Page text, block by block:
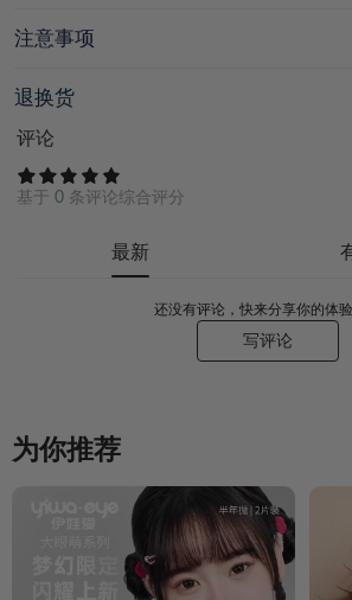
注意事项
退换货
评论
基于 0条评论综合评分
最新
还没有评论，快来分享你的体验
写评论
为你推荐